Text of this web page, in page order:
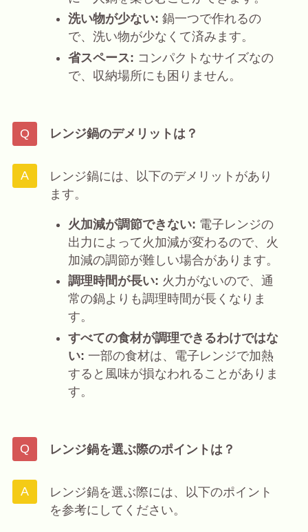
洗い物が少ない: 鍋一つで作れるの
で、洗い物が少なくて済みます。
省スペース: コンパクトなサイズなの
で、収納場所にも困りません。
レンジ鍋のデメリットは？
レンジ鍋には、以下のデメリットがあり
ます。
火加減が調節できない: 電子レンジの
出力によって火加減が変わるので、火
加減の調節が難しい場合があります。
調理時間が長い: 火力がないので、通
常の鍋よりも調理時間が長くなりま
す。
すべての食材が調理できるわけではな
い: 一部の食材は、電子レンジで加熱
すると風味が損なわれることがありま
す。
レンジ鍋を選ぶ際のポイントは？
レンジ鍋を選ぶ際には、以下のポイント
を参考にしてください。